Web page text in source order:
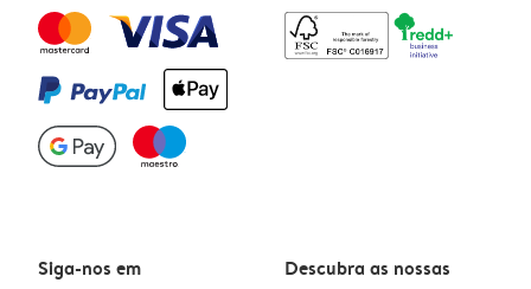
Siga-nos em
Descubra as nossas